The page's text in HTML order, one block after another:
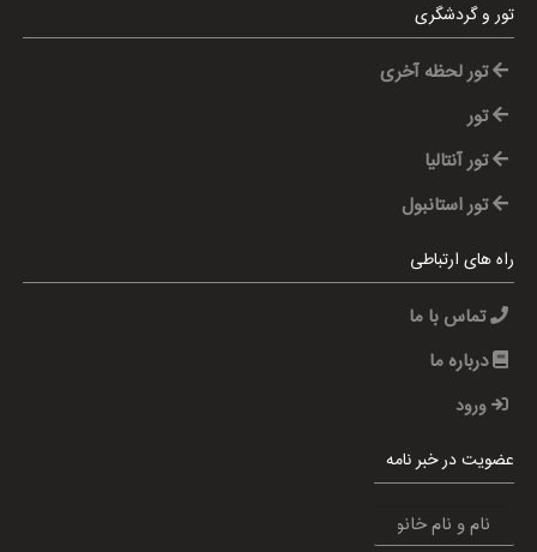
تور و گردشگری
تور لحظه آخری
تور
تور آنتالیا
تور استانبول
راه های ارتباطی
تماس با ما
درباره ما
ورود
عضویت در خبر نامه